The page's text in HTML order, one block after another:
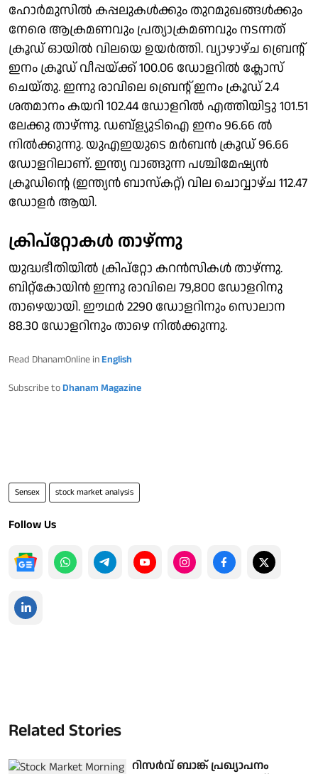
ഹോര്‍മുസില്‍ കപ്പലുകള്‍ക്കും തുറമുഖങ്ങള്‍ക്കും
നേരെ ആക്രമണവും പ്രത്യാക്രമണവും നടന്നത്
ക്രൂഡ് ഓയില്‍ വിലയെ ഉയര്‍ത്തി. വ്യാഴാഴ്ച ബ്രെന്റ്
ഇനം ക്രൂഡ് വീപ്പയ്ക്ക് 100.06 ഡോളറില്‍ ക്ലോസ്
ചെയ്തു. ഇന്നു രാവിലെ ബ്രെന്റ് ഇനം ക്രൂഡ് 2.4
ശതമാനം കയറി 102.44 ഡോളറില്‍ എത്തിയിട്ടു 101.51
ലേക്കു താഴ്ന്നു. ഡബ്‌ള്യുടിഐ ഇനം 96.66 ല്‍
നില്‍ക്കുന്നു. യുഎഇയുടെ മര്‍ബന്‍ ക്രൂഡ് 96.66
ഡോളറിലാണ്. ഇന്ത്യ വാങ്ങുന്ന പശ്ചിമേഷ്യന്‍
ക്രൂഡിന്റെ (ഇന്ത്യന്‍ ബാസ്‌കറ്റ്) വില ചൊവ്വാഴ്ച 112.47
ഡോളര്‍ ആയി.
ക്രിപ്‌റ്റോകള്‍ താഴ്ന്നു
യുദ്ധഭീതിയില്‍ ക്രിപ്‌റ്റോ കറന്‍സികള്‍ താഴ്ന്നു.
ബിറ്റ്‌കോയിന്‍ ഇന്നു രാവിലെ 79,800 ഡോളറിനു
താഴെയായി. ഈഥര്‍ 2290 ഡോളറിനും സൊലാന
88.30 ഡോളറിനും താഴെ നില്‍ക്കുന്നു.
Read DhanamOnline in English
Subscribe to Dhanam Magazine
Sensex stock market analysis
Follow Us
Related Stories
റിസര്‍വ് ബാങ്ക് പ്രഖ്യാപനം